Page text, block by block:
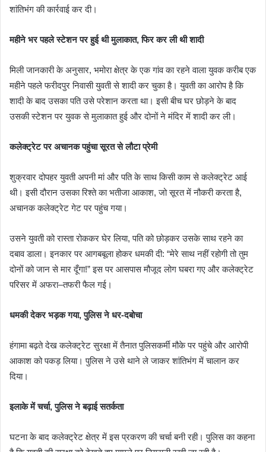
शांतिभंग की कार्रवाई कर दी।
महीने भर पहले स्टेशन पर हुई थी मुलाकात, फिर कर ली थी शादी
मिली जानकारी के अनुसार, भमोरा क्षेत्र के एक गांव का रहने वाला युवक करीब एक
महीने पहले फरीदपुर निवासी युवती से शादी कर चुका है। युवती का आरोप है कि
शादी के बाद उसका पति उसे परेशान करता था। इसी बीच घर छोड़ने के बाद
उसकी स्टेशन पर युवक से मुलाकात हुई और दोनों ने मंदिर में शादी कर ली।
कलेक्ट्रेट पर अचानक पहुंचा सूरत से लौटा प्रेमी
शुक्रवार दोपहर युवती अपनी मां और पति के साथ किसी काम से कलेक्ट्रेट आई
थी। इसी दौरान उसका रिश्ते का भतीजा आकाश, जो सूरत में नौकरी करता है,
अचानक कलेक्ट्रेट गेट पर पहुंच गया।
उसने युवती को रास्ता रोककर घेर लिया, पति को छोड़कर उसके साथ रहने का
दबाव डाला। इनकार पर आगबबूला होकर धमकी दी: “मेरे साथ नहीं रहोगी तो तुम
दोनों को जान से मार दूँगा!” इस पर आसपास मौजूद लोग घबरा गए और कलेक्ट्रेट
परिसर में अफरा–तफरी फैल गई।
धमकी देकर भड़क गया, पुलिस ने धर-दबोचा
हंगामा बढ़ते देख कलेक्ट्रेट सुरक्षा में तैनात पुलिसकर्मी मौके पर पहुंचे और आरोपी
आकाश को पकड़ लिया। पुलिस ने उसे थाने ले जाकर शांतिभंग में चालान कर
दिया।
इलाके में चर्चा, पुलिस ने बढ़ाई सतर्कता
घटना के बाद कलेक्ट्रेट क्षेत्र में इस प्रकरण की चर्चा बनी रही। पुलिस का कहना